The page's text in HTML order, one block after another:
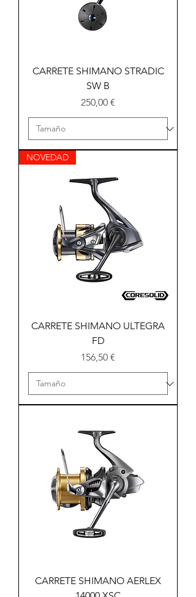
CARRETE SHIMANO STRADIC
SW B
Precio
250,00 €
NOVEDAD
CARRETE SHIMANO ULTEGRA
FD
Precio
156,50 €
CARRETE SHIMANO AERLEX